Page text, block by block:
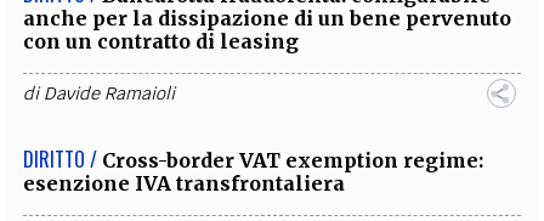
anche per la dissipazione di un bene pervenuto
con un contratto di leasing
diDavide Ramaioli
DIRITTO / Cross-border VAT exemption regime:
esenzione IVA transfrontaliera